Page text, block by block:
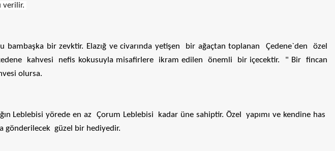
verilir.
bir zevktir. Elazığ ve civarında yetişen bir ağaçtan toplanan Çedene`den özel
kahvesi nefis kokusuyla misafirlere ikram edilen önemli bir içecektir. " Bir fincan
olursa.
Leblebisi yörede en az Çorum Leblebisi kadar üne sahiptir. Özel yapımı ve kendine has
gönderilecek güzel bir hediyedir.